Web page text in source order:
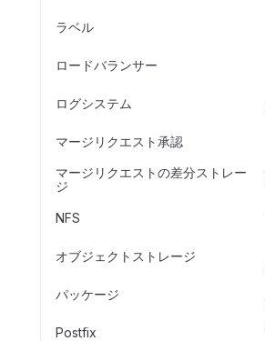
ラベル
ロードバランサー
ログシステム
マージリクエスト承認
マージリクエストの差分ストレー
ジ
NFS
オブジェクトストレージ
パッケージ
Postfix